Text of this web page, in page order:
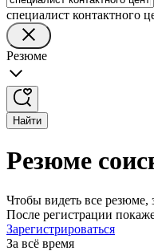
специалист контактного
Резюме
Найти
Резюме
Чтобы видеть все резюме,
После регистрации
Зарегистрироваться
За всё время